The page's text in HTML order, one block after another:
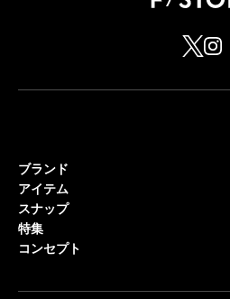
ブランド
アイテム
スナップ
特集
コンセプト